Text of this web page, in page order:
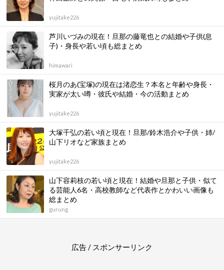
yujitake226
芦川いづみの現在！旦那の藤竜也との結婚や子供(息
子)・身長や若い頃も総まとめ
himawari
桜月のあ(宝塚)の現在は渚恋生？本名と年齢や身長・
実家が太い噂・彼氏や結婚・今の活動まとめ
yujitake226
大塚千弘の若い頃と現在！旦那/鈴木浩介や子供・姉/
山下リオなど家族まとめ
yujitake226
山下容莉枝の若い頃と現在！結婚や旦那と子供・似て
る芸能人6名・高校教師など代表作とかわいい画像も
総まとめ
gurung
広告 / スポンサーリンク